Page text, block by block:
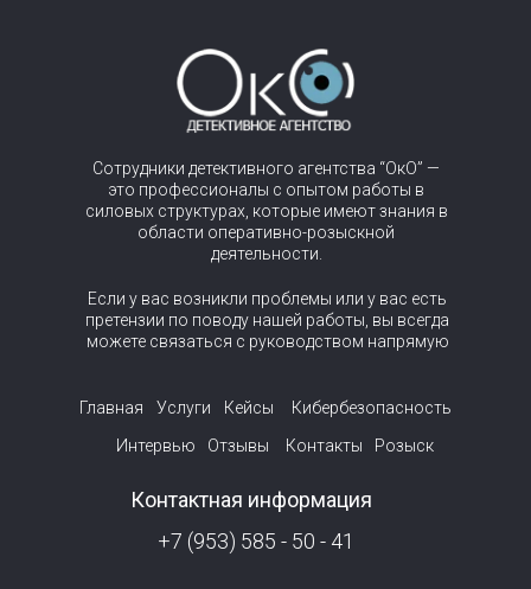
Главная Услуги Кейсы
Кибербезопасность
Интервью
Отзывы Контакты
+7 (953) 585 - 50 - 41
Сотрудники детективного агентства “ОкО” —
это профессионалы с опытом работы в
силовых структурах, которые имеют знания в
области оперативно-розыскной
деятельности.
Контактная информация
Если у вас возникли проблемы или у вас есть
претензии по поводу нашей работы, вы всегда
можете связаться с руководством напрямую
Розыск